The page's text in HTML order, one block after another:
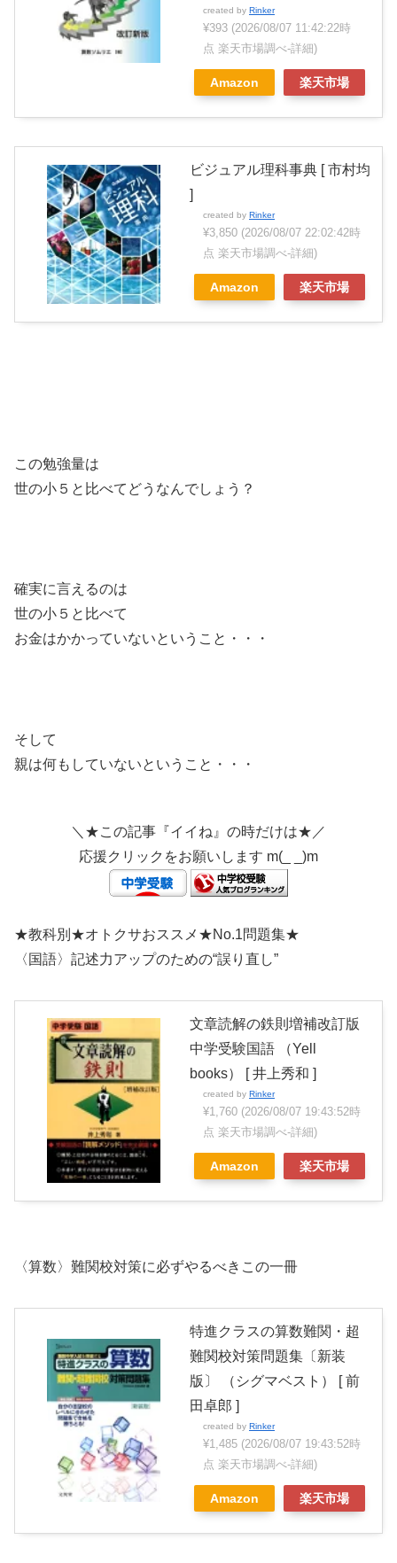
created by Rinker
¥393 (2026/08/07 11:42:22時
点 楽天市場調べ-詳細)
Amazon 楽天市場
ビジュアル理科事典 [ 市村均
]
created by Rinker
¥3,850 (2026/08/07 22:02:42時
点 楽天市場調べ-詳細)
Amazon 楽天市場
この勉強量は
世の小５と比べてどうなんでしょう？
確実に言えるのは
世の小５と比べて
お金はかかっていないということ・・・
そして
親は何もしていないということ・・・
＼★この記事『イイね』の時だけは★／
応援クリックをお願いします m(_ _)m
★教科別★オトクサおススメ★No.1問題集★
〈国語〉記述力アップのための“誤り直し”
文章読解の鉄則増補改訂版
中学受験国語 （Yell
books） [ 井上秀和 ]
created by Rinker
¥1,760 (2026/08/07 19:43:52時
点 楽天市場調べ-詳細)
Amazon 楽天市場
〈算数〉難関校対策に必ずやるべきこの一冊
特進クラスの算数難関・超
難関校対策問題集〔新装
版〕 （シグマベスト） [ 前
田卓郎 ]
created by Rinker
¥1,485 (2026/08/07 19:43:52時
点 楽天市場調べ-詳細)
Amazon 楽天市場